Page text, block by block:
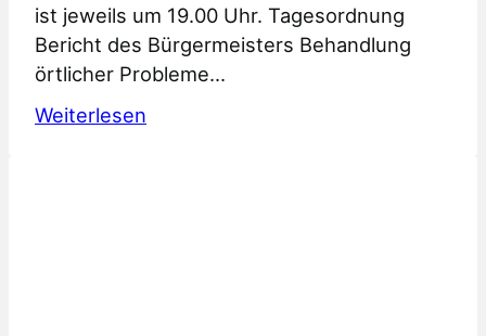
ist jeweils um 19.00 Uhr. Tagesordnung
Bericht des Bürgermeisters Behandlung
örtlicher Probleme…
Weiterlesen